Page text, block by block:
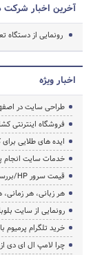
آخرین اخبار شرکت
رونمایی از دستگاه
اخبار ویژه
طراحی سایت در
فروشگاه اینترنتی
ایده های طلایی
خدمات سایت انجام
قیمت سرور HP/بررسی و خرید سرور اچ پی
هر زبانی، هر
رونمایی از سایت
خرید تلگرام پرمیوم
چرا لامپ ال ای دی